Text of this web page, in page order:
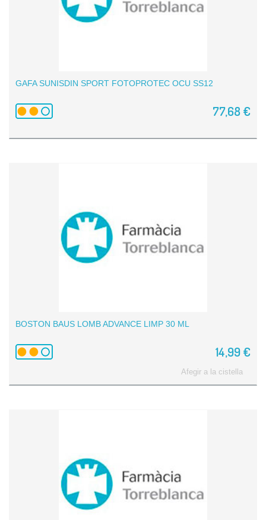
GAFA SUNISDIN SPORT FOTOPROTEC OCU SS12
77,68 €
BOSTON BAUS LOMB ADVANCE LIMP 30 ML
14,99 €
Afegir a la cistella